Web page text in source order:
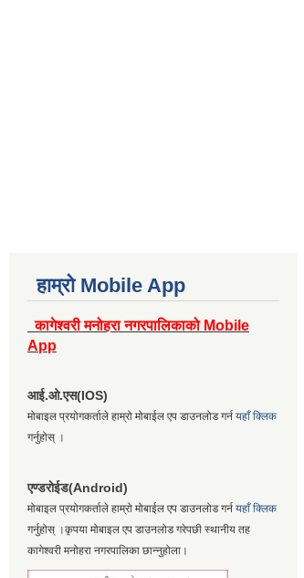
हाम्रो Mobile App
कागेश्वरी मनोहरा नगरपालिकाको Mobile
App
आई.ओ.एस(IOS)
मोबाइल प्रयोगकर्ताले हाम्रो मोबाईल एप डाउनलोड गर्न यहाँ क्लिक
गर्नुहोस् ।
एण्डरोईड(Android)
मोबाइल प्रयोगकर्ताले हाम्रो मोबाईल एप डाउनलोड गर्न यहाँ क्लिक
गर्नुहोस् ।कृपया मोबाइल एप डाउनलोड गरेपछी स्थानीय तह
कागेश्वरी मनोहरा नगरपालिका छान्नुहोला।